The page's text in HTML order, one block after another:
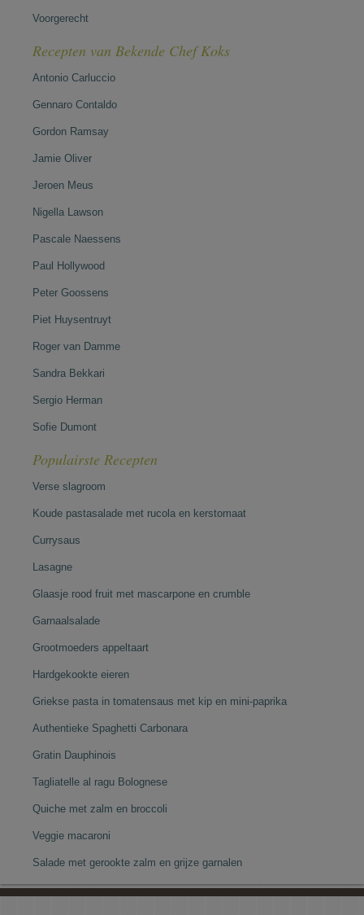
Voorgerecht
Recepten van Bekende Chef Koks
Antonio Carluccio
Gennaro Contaldo
Gordon Ramsay
Jamie Oliver
Jeroen Meus
Nigella Lawson
Pascale Naessens
Paul Hollywood
Peter Goossens
Piet Huysentruyt
Roger van Damme
Sandra Bekkari
Sergio Herman
Sofie Dumont
Populairste Recepten
Verse slagroom
Koude pastasalade met rucola en kerstomaat
Currysaus
Lasagne
Glaasje rood fruit met mascarpone en crumble
Garnaalsalade
Grootmoeders appeltaart
Hardgekookte eieren
Griekse pasta in tomatensaus met kip en mini-paprika
Authentieke Spaghetti Carbonara
Gratin Dauphinois
Tagliatelle al ragu Bolognese
Quiche met zalm en broccoli
Veggie macaroni
Salade met gerookte zalm en grijze garnalen